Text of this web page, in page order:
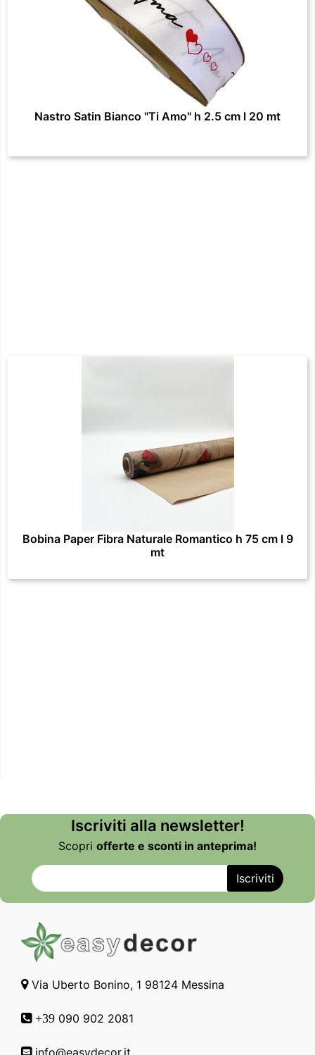
Nastro Satin Bianco "Ti Amo" h 2.5 cm l 20 mt
Bobina Paper Fibra Naturale Romantico h 75 cm l 9
mt
Iscriviti alla newsletter!
Scopri offerte e sconti in anteprima!
Via Uberto Bonino, 1 98124 Messina
+39 090 902 2081